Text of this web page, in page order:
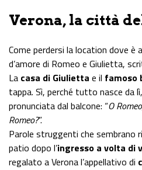
Verona, la città
Come perdersi la location dove
d’amore di Romeo e Giulietta,
La casa di Giulietta e il famoso
tappa. Sì, perché tutto nasce da
pronunciata dal balcone: “O
Romeo?”.
Parole struggenti che sembrano
patio dopo l’ingresso a volta di
regalato a Verona l’appellativo di